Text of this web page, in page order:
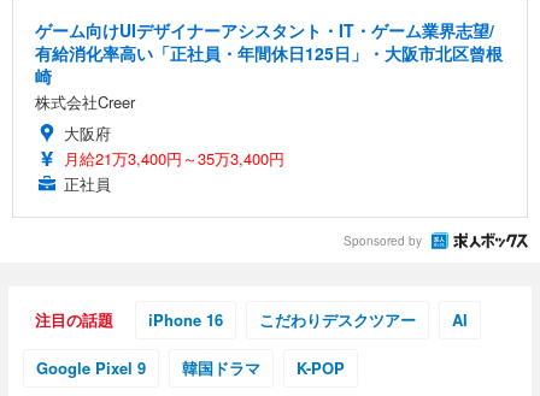
ゲーム向けUIデザイナーアシスタント・IT・ゲーム業界志望/
有給消化率高い「正社員・年間休日125日」・大阪市北区曾根
崎
株式会社Creer
大阪府
月給21万3,400円～35万3,400円
正社員
Sponsored by
注目の話題 iPhone 16 こだわりデスクツアー AI
Google Pixel 9 韓国ドラマ K-POP